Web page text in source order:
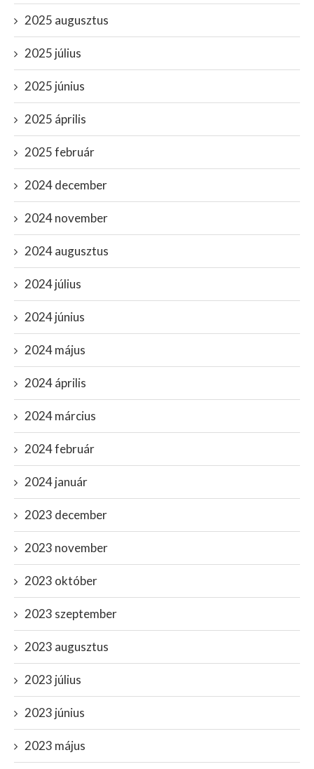
2025 augusztus
2025 július
2025 június
2025 április
2025 február
2024 december
2024 november
2024 augusztus
2024 július
2024 június
2024 május
2024 április
2024 március
2024 február
2024 január
2023 december
2023 november
2023 október
2023 szeptember
2023 augusztus
2023 július
2023 június
2023 május